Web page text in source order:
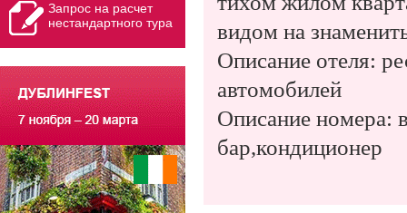
Запрос на расчет
нестандартного тура
видом на
Описание отеля:
автомобилей
Описание номера:
бар,кондиционер